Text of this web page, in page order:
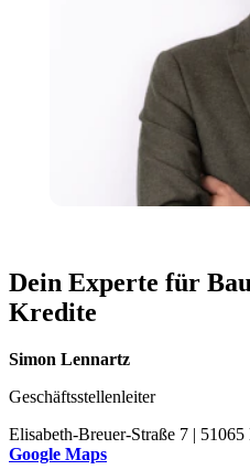
Dein Experte für
Kredite
Simon Lennartz
Geschäftsstellenleiter
Elisabeth-Breuer-Straße 7 |
Google Maps